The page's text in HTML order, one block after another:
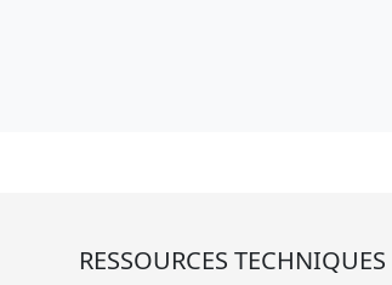
RESSOURCES TECHNIQUES